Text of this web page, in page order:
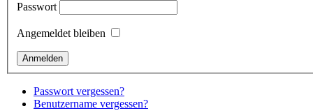
Passwort
Angemeldet bleiben
Passwort vergessen?
Benutzername vergessen?